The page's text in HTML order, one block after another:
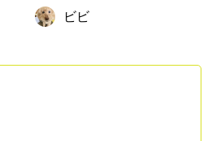
界」
ビビ